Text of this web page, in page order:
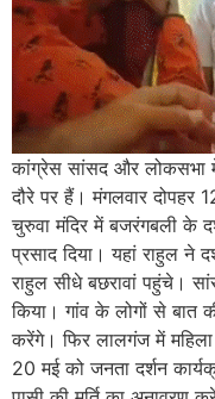
कांग्रेस सांसद और लोकसभा
दौरे पर हैं। मंगलवार दोपहर
चुरुवा मंदिर में बजरंगबली के
प्रसाद दिया। यहां राहुल ने
राहुल सीधे बछरावां पहुंचे।
किया। गांव के लोगों से बात
करेंगे। फिर लालगंज में महिला
20 मई को जनता दर्शन